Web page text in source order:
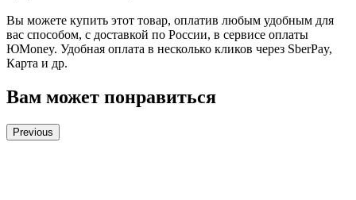
Вы можете купить этот товар, оплатив любым удобным для
вас способом, с доставкой по России, в сервисе оплаты
ЮMoney. Удобная оплата в несколько кликов через SberPay,
Карта и др.
Вам может понравиться
Previous